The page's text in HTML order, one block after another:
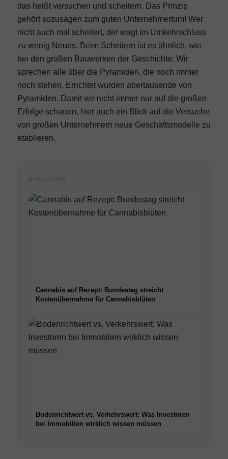
das heißt versuchen und scheitern. Das Prinzip
gehört sozusagen zum guten Unternehmertum! Wer
nicht auch mal scheitert, der wagt im Umkehrschluss
zu wenig Neues. Beim Scheitern ist es ähnlich, wie
bei den großen Bauwerken der Geschichte: Wir
sprechen alle über die Pyramiden, die noch immer
noch stehen. Errichtet wurden abertausende von
Pyramiden. Damit wir nicht immer nur auf die großen
Erfolge schauen, hier auch ein Blick auf die Versuche
von großen Unternehmern neue Geschäftsmodelle zu
etablieren.
Cannabis auf Rezept: Bundestag streicht
Kostenübernahme für Cannabisblüten
Bodenrichtwert vs. Verkehrswert: Was Investoren
bei Immobilien wirklich wissen müssen